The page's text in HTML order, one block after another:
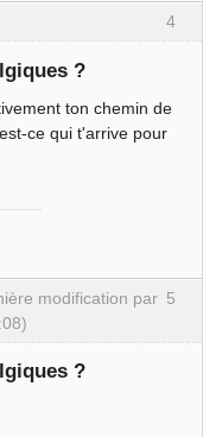
4
?
ton chemin de
ce qui t'arrive pour
5
modification par
?